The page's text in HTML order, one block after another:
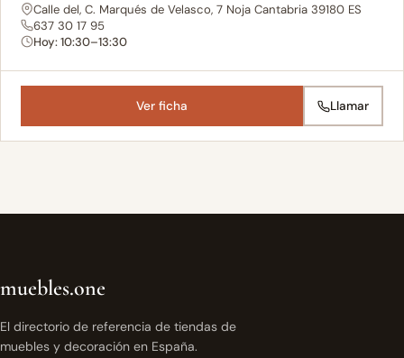
Calle del, C. Marqués de Velasco, 7 Noja Cantabria 39180 ES
637 30 17 95
Hoy: 10:30–13:30
Ver ficha Llamar
muebles.one
El directorio de referencia de tiendas de
muebles y decoración en España.